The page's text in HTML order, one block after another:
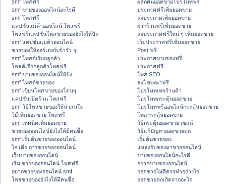
smf โพสฟรี
smf ขายของออนไลน์อะไรดี
smf โพสฟรี
แคปชั่นแม่ค้าออนไลน์ โพสฟรี
โพสฟรีแคปชั่นโพสขายของยังไงให้ปัง
smf แคปชั่นแม่ค้าออนไลน์
ขายของให้ออร์เดอร์เข้ารัว ๆ
smf โพสต์เรียกลูกค้า
โพสต์เรียกลูกค้าโพสฟรี
smf ขายของออนไลน์ให้ปัง
smf โพสต์ขายของ
smf เขียนโพสขายของโดนๆ
แคปชั่นเปิดร้าน โพสฟรี
smf วิธีโพสขายของให้น่าสนใจ
วิธีเพิ่มยอดขาย โพสฟรี
smf เทคนิคเพิ่มยอดขาย
ขายของออนไลน์ยังไงให้มีคนซื้อ
smf เริ่มต้นขายของออนไลน์
ไอ เดีย การขายของออนไลน์
เว็บขายของออนไลน์
เริ่ม ขายของออนไลน์ โพสฟรี
อยากขายของออนไลน์ smf
โพสขายของยังไงให้มีคนซื้อ
ผลักดันยอดขายโปรโมทฟรี
ประกาศฟรีเพิ่มยอดขาย
ลงประกาศเพิ่มยอดขาย
ฝากร้านฟรีเพิ่มยอดขาย
ลงประกาศฟรีใหม่ ๆ เพิ่มยอดขาย
เว็บประกาศฟรีเพิ่มยอดขาย
Post ฟรี
ประกาศขายของฟรี
ประกาศฟรี
โพส SEO
ลงโฆษณาฟรี
โปรโมทเพจร้านค้า
โปรโมทกระตุ้นยอดขาย
โปรโมทฟรีออนไลน์กระตุ้นยอดขาย
โพสกระตุ้นยอดขาย
วิธีกระตุ้นยอดขาย เซลล์
วิธีแก้ปัญหายอดขายตก
เริ่มต้นขายของ
แหล่งรับของมาขายออนไลน์
ขายของออนไลน์อะไรดี
อยากขายของออนไลน์
ยอดขายไม่ดีควรทำอย่างไร
ยอดขายตกเกิดจากอะไร